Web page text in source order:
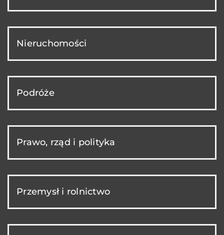
Nieruchomości
Podróże
Prawo, rząd i polityka
Przemysł i rolnictwo